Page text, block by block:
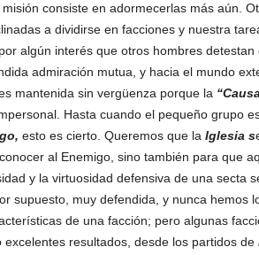
consiste en adormecerlas más aún.
a dividirse en facciones y nuestra
algún interés que otros hombres detestan
admiración mutua, y hacia el mundo
mantenida sin vergüenza porque la
Hasta cuando el pequeño grupo
esto es cierto. Queremos que la Iglesia s
al Enemigo, sino también para que
y la virtuosidad defensiva de una secta
supuesto, muy defendida, y nunca hemos
de una facción; pero algunas
resultados, desde los partidos de